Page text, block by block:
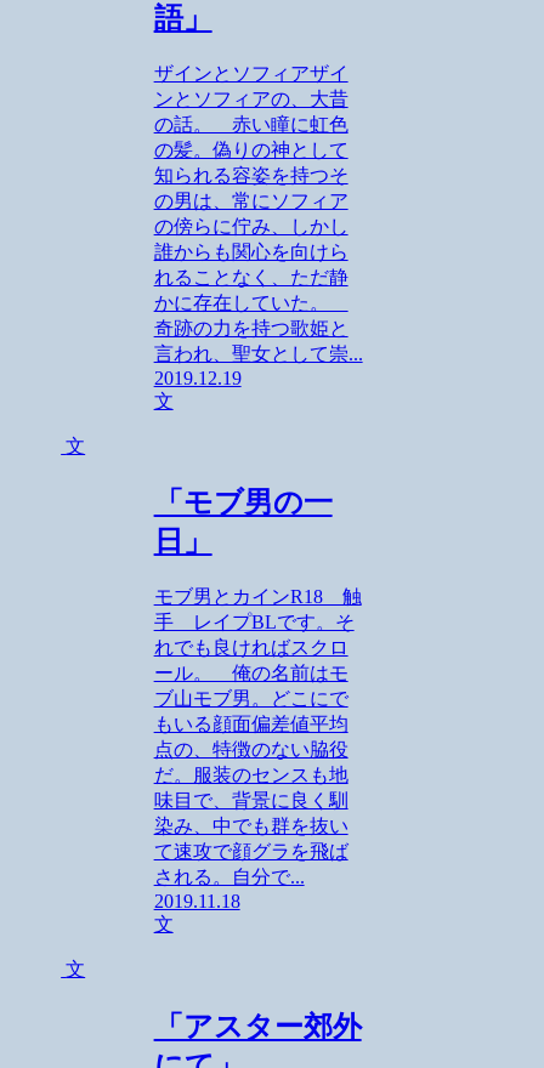
語」
ザインとソフィアザイ
ンとソフィアの、大昔
の話。 赤い瞳に虹色
の髪。偽りの神として
知られる容姿を持つそ
の男は、常にソフィア
の傍らに佇み、しかし
誰からも関心を向けら
れることなく、ただ静
かに存在していた。
奇跡の力を持つ歌姫と
言われ、聖女として崇...
2019.12.19
文
文
「モブ男の一
日」
モブ男とカインR18 触
手 レイプBLです。そ
れでも良ければスクロ
ール。 俺の名前はモ
ブ山モブ男。どこにで
もいる顔面偏差値平均
点の、特徴のない脇役
だ。服装のセンスも地
味目で、背景に良く馴
染み、中でも群を抜い
て速攻で顔グラを飛ば
される。自分で...
2019.11.18
文
文
「アスター郊外